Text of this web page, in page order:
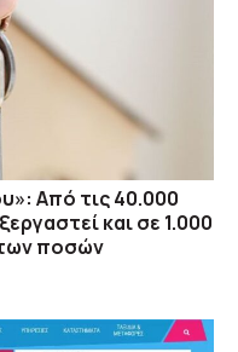
Από τις 40.000
και σε 1.000
των ποσών